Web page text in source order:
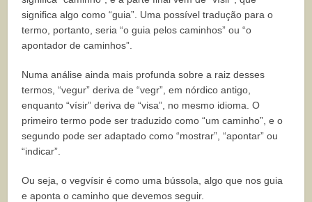
significa algo como “guia”. Uma possível tradução para o
termo, portanto, seria “o guia pelos caminhos” ou “o
apontador de caminhos”.
Numa análise ainda mais profunda sobre a raiz desses
termos, “vegur” deriva de “vegr”, em nórdico antigo,
enquanto “vísir” deriva de “visa”, no mesmo idioma. O
primeiro termo pode ser traduzido como “um caminho”, e o
segundo pode ser adaptado como “mostrar”, “apontar” ou
“indicar”.
Ou seja, o vegvísir é como uma bússola, algo que nos guia
e aponta o caminho que devemos seguir.